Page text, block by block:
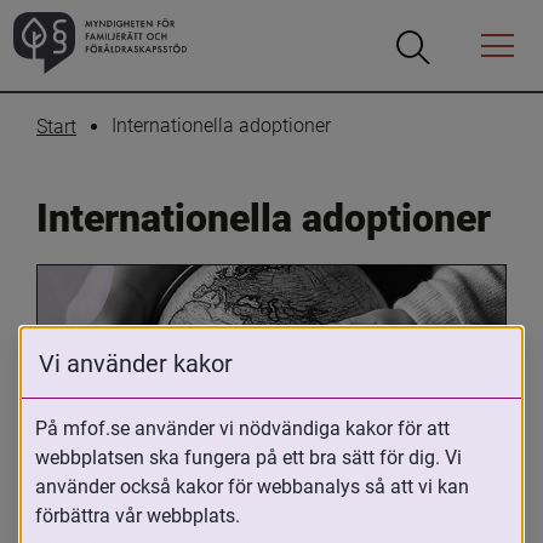
Öppna
Öppna
Menyn
Start Internationella adoptioner
Internationella adoptioner
Oavsett om du är adopterad,
adoptivförälder eller arbetar med
Vi använder kakor
På mfof.se använder vi nödvändiga kakor för att
webbplatsen ska fungera på ett bra sätt för dig. Vi
använder också kakor för webbanalys så att vi kan
förbättra vår webbplats.